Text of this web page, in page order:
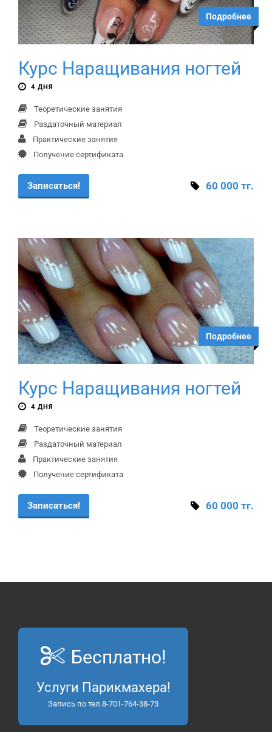
Подробнее
Курс Наращивания ногтей
4 ДНЯ
Теоретические занятия
Раздаточный материал
Практические занятия
Получение сертификата
Записаться! 60 000 тг.
Подробнее
Курс Наращивания ногтей
4 ДНЯ
Теоретические занятия
Раздаточный материал
Практические занятия
Получение сертификата
Записаться! 60 000 тг.
Бесплатно!
Услуги Парикмахера!
Запись по тел.8-701-764-38-73